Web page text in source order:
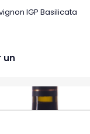
IGP Basilicata
un